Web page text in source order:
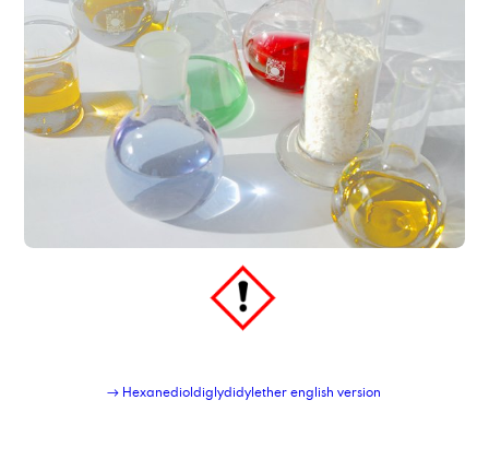
→ Hexanedioldiglydidylether english version